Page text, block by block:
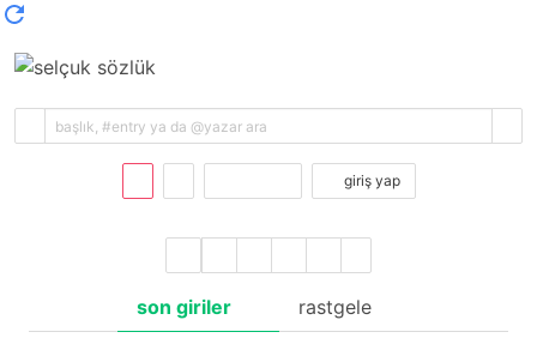
giriş yap
son giriler rastgele